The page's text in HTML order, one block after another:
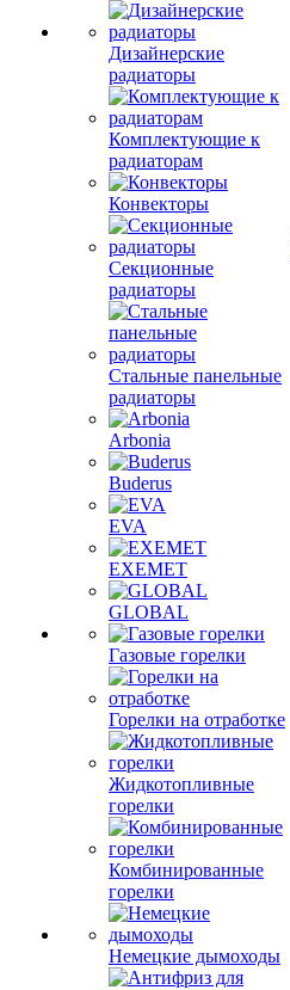
Дизайнерские
радиаторы
Комплектующие к
радиаторам
Конвекторы
Секционные
радиаторы
Стальные панельные
радиаторы
Arbonia
Buderus
EVA
EXEMET
GLOBAL
Газовые горелки
Горелки на отработке
Жидкотопливные
горелки
Комбинированные
горелки
Немецкие дымоходы